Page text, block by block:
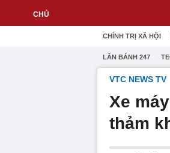
CHÍNH TRỊ XÃ HỘI
LĂN BÁNH 247
VTC NEWS TV
Xe
thảm